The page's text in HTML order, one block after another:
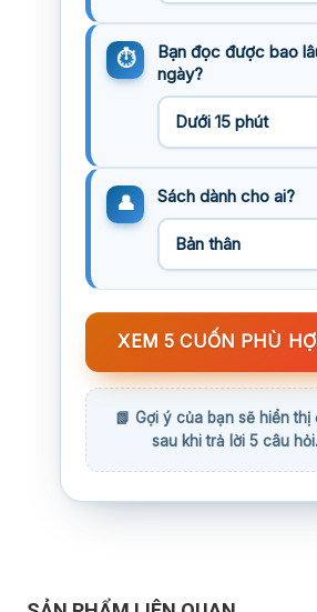
Bạn đọc được bao
ngày?
Sách dành cho ai?
XEM 5 CUỐN PHÙ